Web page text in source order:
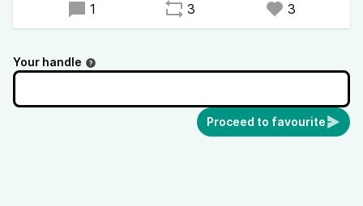
Sollte ich in den Podcastfolgen etwas
persönlichen Erfahrungen und Beobachtungen;
allfälligen Nachahmung. Ich bin weder Ärztin
1 3 3
Your handle
Proceed to favourite